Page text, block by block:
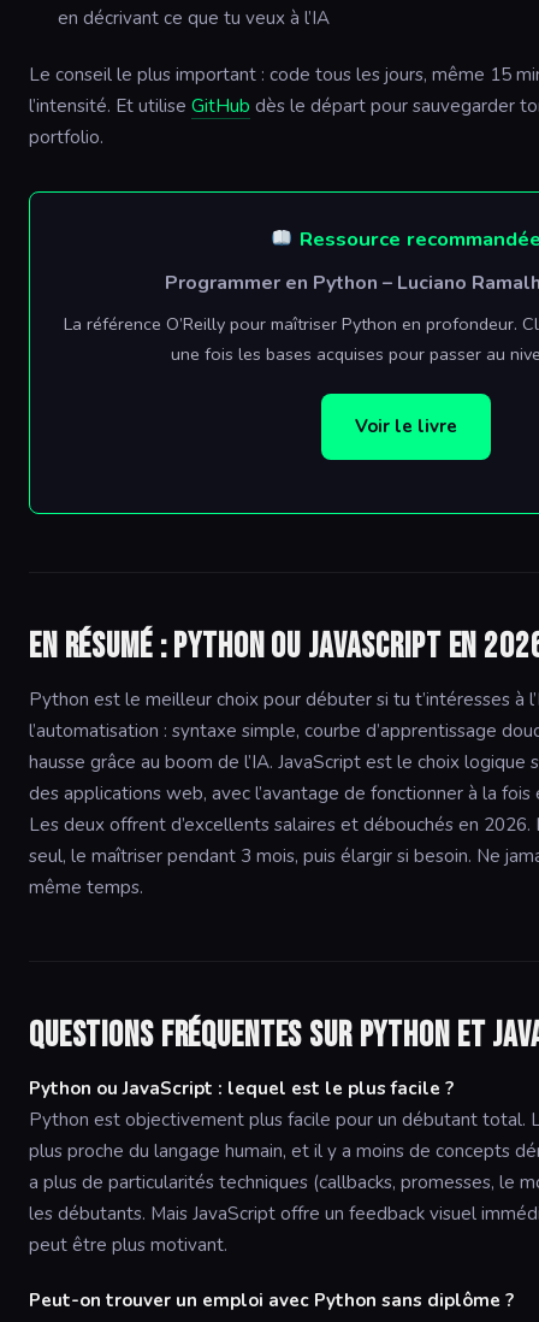
en décrivant ce que tu veux à l’IA
Le conseil le plus important : code tous les jours, même 15
l’intensité. Et utilise GitHub dès le départ pour sauvegarder
portfolio.
Ressource
Programmer en Python – Luciano
La référence O’Reilly pour maîtriser Python en profondeur.
une fois les bases acquises pour passer au
Voir le livre
En résumé : Python ou JavaScript en
Python est le meilleur choix pour débuter si tu t’intéresses à
l’automatisation : syntaxe simple, courbe d’apprentissage
hausse grâce au boom de l’IA. JavaScript est le choix logique
des applications web, avec l’avantage de fonctionner à la
Les deux offrent d’excellents salaires et débouchés en 2026.
seul, le maîtriser pendant 3 mois, puis élargir si besoin. Ne
même temps.
Questions fréquentes sur Python et
Python ou JavaScript : lequel est le plus facile ?
Python est objectivement plus facile pour un débutant total.
plus proche du langage humain, et il y a moins de concepts
a plus de particularités techniques (callbacks, promesses, le
les débutants. Mais JavaScript offre un feedback visuel
peut être plus motivant.
Peut-on trouver un emploi avec Python sans diplôme ?